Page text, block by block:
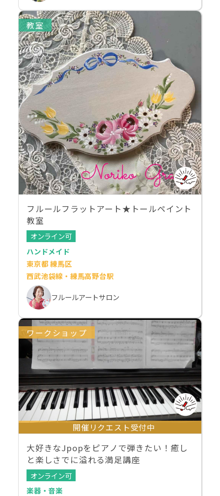
教室
フルールフラットアート★トールペイント
教室
オンライン可
ハンドメイド
東京都 練馬区
西武池袋線・練馬高野台駅
フルールアートサロン
ワークショップ
開催リクエスト受付中
大好きなJpopをピアノで弾きたい！癒し
と楽しさでに溢れる満足講座
オンライン可
楽器・音楽